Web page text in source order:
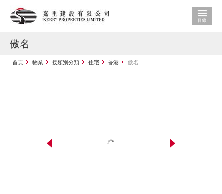
傲名
首頁 物業 按類別分類 住宅 香港 傲名